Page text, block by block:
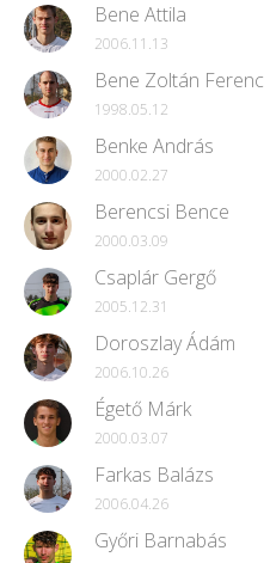
Bene Attila
2006.11.13
Bene Zoltán Ferenc
1998.05.12
Benke András
2000.02.27
Berencsi Bence
2000.03.09
Csaplár Gergő
2005.12.31
Doroszlay Ádám
2006.10.26
Égető Márk
2000.03.07
Farkas Balázs
2006.04.26
Győri Barnabás